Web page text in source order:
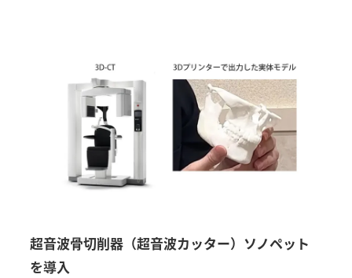
超音波骨切削器（超音波カッター）ソノペット
を導入